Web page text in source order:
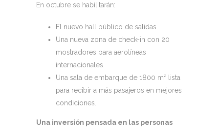
En octubre se habilitarán:
El nuevo hall público de salidas.
Una nueva zona de check-in con 20
mostradores para aerolíneas
internacionales.
Una sala de embarque de 1800 m² lista
para recibir a más pasajeros en mejores
condiciones.
Una inversión pensada en las personas